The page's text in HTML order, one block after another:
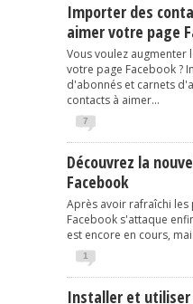
Importer des
aimer votre page
Vous voulez
votre page Facebook ?
d'abonnés et carnets
contacts à aimer...
7
Découvrez la
Facebook
Après avoir rafraîchi
Facebook s'attaque
est encore en cours,
1
Installer et utiliser